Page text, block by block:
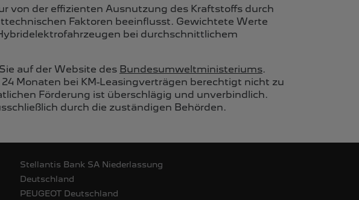
von der effizienten Ausnutzung des Kraftstoffs durch
Faktoren beeinflusst. Gewichtete Werte
bei durchschnittlichem
auf der Website des Bundesumweltministeriums.
Monaten bei KM-Leasingverträgen berechtigt nicht zu
Förderung ist überschlägig und unverbindlich.
durch die zuständigen Behörden.
Stellantis Bank SA Niederlassung
Deutschland
PEUGEOT‎ Deutschland